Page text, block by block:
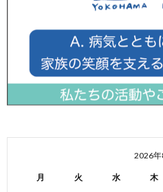
2026年
月 火 水 木